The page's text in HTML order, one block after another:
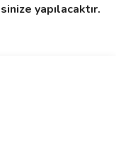
yapılacaktır.